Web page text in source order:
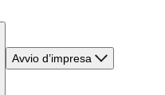
Avvio d’impresa